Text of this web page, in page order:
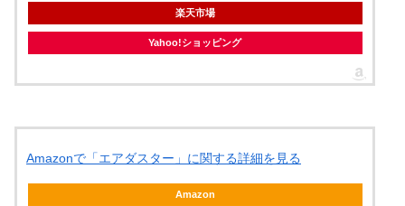
楽天市場
Yahoo!ショッピング
Amazonで「エアダスター」に関する詳細を見る
Amazon